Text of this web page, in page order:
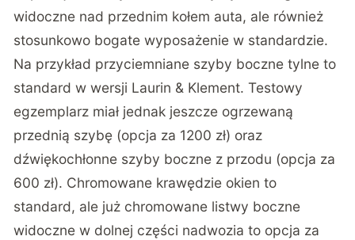
widoczne nad przednim kołem auta, ale również
stosunkowo bogate wyposażenie w standardzie.
Na przykład przyciemniane szyby boczne tylne to
standard w wersji Laurin & Klement. Testowy
egzemplarz miał jednak jeszcze ogrzewaną
przednią szybę (opcja za 1200 zł) oraz
dźwiękochłonne szyby boczne z przodu (opcja za
600 zł). Chromowane krawędzie okien to
standard, ale już chromowane listwy boczne
widoczne w dolnej części nadwozia to opcja za